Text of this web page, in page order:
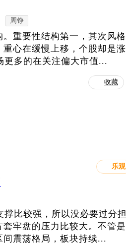
周铮
重要性结构第一，其次风格
心在缓慢上移，个股却是涨
更多的在关注偏大市值...
收藏
乐观
比较强，所以没必要过分担
牢盘的压力比较大。不管是
震荡格局，板块持续...